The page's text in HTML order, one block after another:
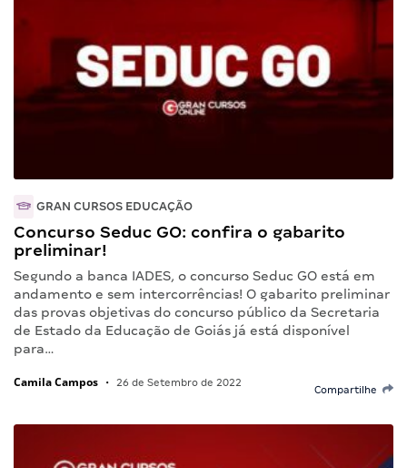
GRAN CURSOS EDUCAÇÃO
Concurso Seduc GO: confira o gabarito
preliminar!
Segundo a banca IADES, o concurso Seduc GO está em
andamento e sem intercorrências! O gabarito preliminar
das provas objetivas do concurso público da Secretaria
de Estado da Educação de Goiás já está disponível
para…
Camila Campos • 26 de Setembro de 2022
Compartilhe